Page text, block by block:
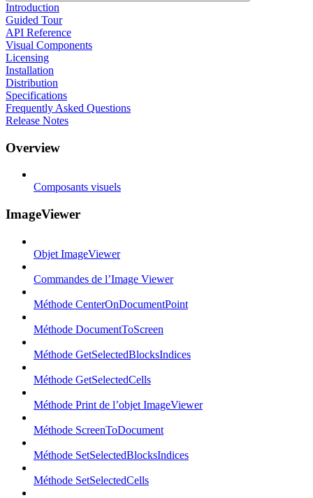
Introduction
Guided Tour
API Reference
Visual Components
Licensing
Installation
Distribution
Specifications
Frequently Asked Questions
Release Notes
Overview
Composants visuels
ImageViewer
Objet ImageViewer
Commandes de l’Image Viewer
Méthode CenterOnDocumentPoint
Méthode DocumentToScreen
Méthode GetSelectedBlocksIndices
Méthode GetSelectedCells
Méthode Print de l’objet ImageViewer
Méthode ScreenToDocument
Méthode SetSelectedBlocksIndices
Méthode SetSelectedCells